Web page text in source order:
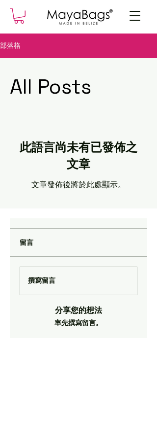
部落格
All Posts
此語言尚未有已發佈之
文章
文章發佈後將於此處顯示。
留言
撰寫留言
分享您的想法
率先撰寫留言。